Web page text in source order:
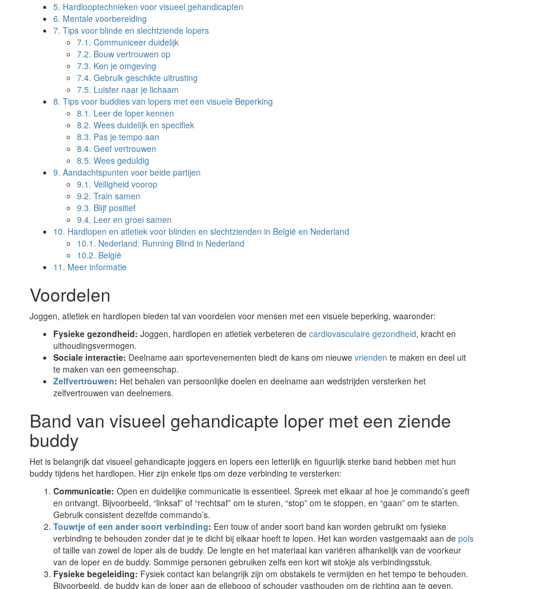
5. Hardlooptechnieken voor visueel gehandicapten
6. Mentale voorbereiding
7. Tips voor blinde en slechtziende lopers
7.1. Communiceer duidelijk
7.2. Bouw vertrouwen op
7.3. Ken je omgeving
7.4. Gebruik geschikte uitrusting
7.5. Luister naar je lichaam
8. Tips voor buddies van lopers met een visuele Beperking
8.1. Leer de loper kennen
8.2. Wees duidelijk en specifiek
8.3. Pas je tempo aan
8.4. Geef vertrouwen
8.5. Wees geduldig
9. Aandachtspunten voor beide partijen
9.1. Veiligheid voorop
9.2. Train samen
9.3. Blijf positief
9.4. Leer en groei samen
10. Hardlopen en atletiek voor blinden en slechtzienden in België en Nederland
10.1. Nederland: Running Blind in Nederland
10.2. België
11. Meer informatie
Voordelen
Joggen, atletiek en hardlopen bieden tal van voordelen voor mensen met een visuele beperking, waaronder:
Fysieke gezondheid: Joggen, hardlopen en atletiek verbeteren de cardiovasculaire gezondheid, kracht en
uithoudingsvermogen.
Sociale interactie: Deelname aan sportevenementen biedt de kans om nieuwe vrienden te maken en deel uit
te maken van een gemeenschap.
Zelfvertrouwen: Het behalen van persoonlijke doelen en deelname aan wedstrijden versterken het
zelfvertrouwen van deelnemers.
Band van visueel gehandicapte loper met een ziende
buddy
Het is belangrijk dat visueel gehandicapte joggers en lopers een letterlijk en figuurlijk sterke band hebben met hun
buddy tijdens het hardlopen. Hier zijn enkele tips om deze verbinding te versterken:
Communicatie: Open en duidelijke communicatie is essentieel. Spreek met elkaar af hoe je commando’s geeft
en ontvangt. Bijvoorbeeld, “linksaf” of “rechtsaf” om te sturen, “stop” om te stoppen, en “gaan” om te starten.
Gebruik consistent dezelfde commando’s.
Touwtje of een ander soort verbinding: Een touw of ander soort band kan worden gebruikt om fysieke
verbinding te behouden zonder dat je te dicht bij elkaar hoeft te lopen. Het kan worden vastgemaakt aan de pols
of taille van zowel de loper als de buddy. De lengte en het materiaal kan variëren afhankelijk van de voorkeur
van de loper en de buddy. Sommige personen gebruiken zelfs een kort wit stokje als verbindingsstuk.
Fysieke begeleiding: Fysiek contact kan belangrijk zijn om obstakels te vermijden en het tempo te behouden.
Bijvoorbeeld, de buddy kan de loper aan de elleboog of schouder vasthouden om de richting aan te geven.